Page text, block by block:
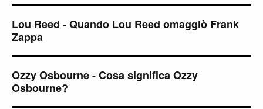
Lou Reed - Quando Lou Reed omaggiò Frank
Zappa
Ozzy Osbourne - Cosa significa Ozzy
Osbourne?